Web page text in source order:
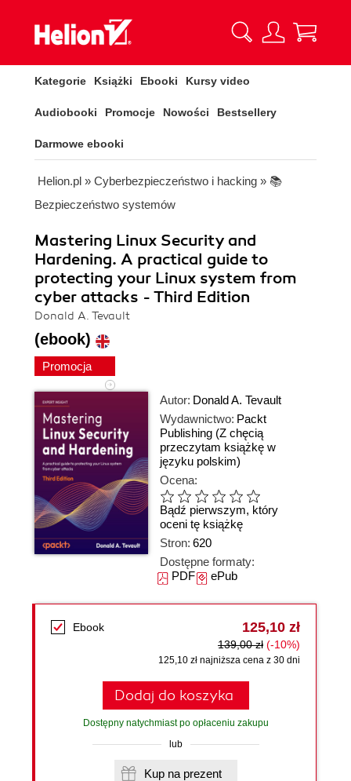
Kategorie Książki Ebooki Kursy video
Audiobooki Promocje Nowości Bestsellery
Darmowe ebooki
Helion.pl » Cyberbezpieczeństwo i hacking » 📚
Bezpieczeństwo systemów
Mastering Linux Security and
Hardening. A practical guide to
protecting your Linux system from
cyber attacks - Third Edition
Donald A. Tevault
(ebook)
Promocja
Autor: Donald A. Tevault
Wydawnictwo: Packt
Publishing (Z chęcią
przeczytam książkę w
języku polskim)
Ocena:
Bądź pierwszym, który
oceni tę książkę
Stron: 620
Dostępne formaty:
PDFePub
Ebook 125,10 zł
139,00 zł (-10%)
125,10 zł najniższa cena z 30 dni
Dodaj do koszyka
Dostępny natychmiast po opłaceniu zakupu
lub
Kup na prezent